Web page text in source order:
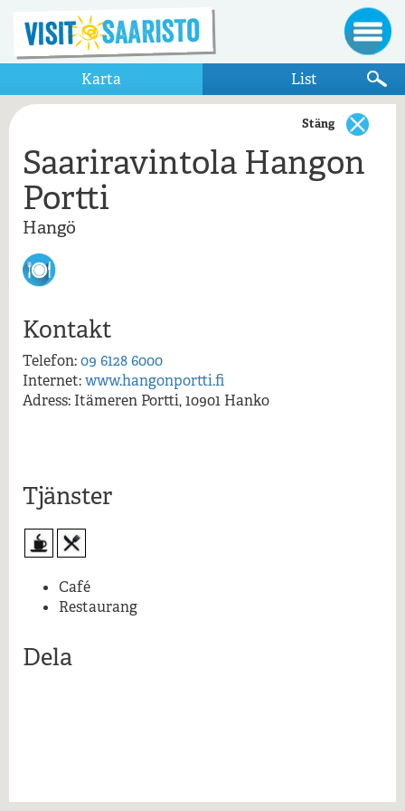
Karta List
Visa bara destinationer som visas på kartan
Hangö
Hangö gästhamn, Östra hamnen
Saariravintola Hangon Portti
Östersjö Port
Mer information...
Stäng
Saariravintola Hangon
Portti
Hangö
Kontakt
Telefon:09 6128 6000
Internet:www.hangonportti.fi
Adress: Itämeren Portti, 10901 Hanko
Tjänster
Café
Restaurang
Dela